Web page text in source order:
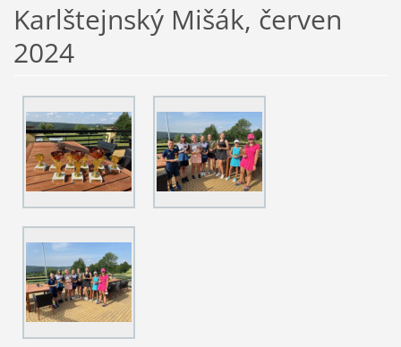
Karlštejnský Mišák, červen
2024